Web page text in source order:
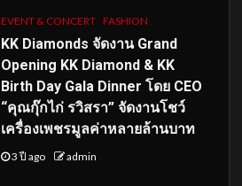
EVENT & CONCERT FASHION
KK Diamonds จัดงาน Grand
Opening KK Diamond & KK
Birth Day Gala Dinner โดย CEO
“คุณกุ๊กไก่ รวิสรา” จัดงานโชว์
เครื่องเพชรมูลค่าหลายล้านบาท
3 ปี ago admin